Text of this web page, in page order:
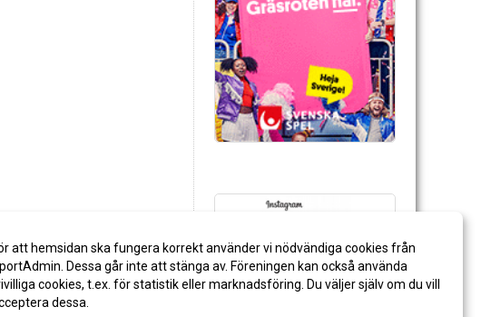
att hemsidan ska fungera korrekt använder vi nödvändiga cookies från
Dessa går inte att stänga av. Föreningen kan också använda
cookies, t.ex. för statistik eller marknadsföring. Du väljer själv om du vill
dessa.